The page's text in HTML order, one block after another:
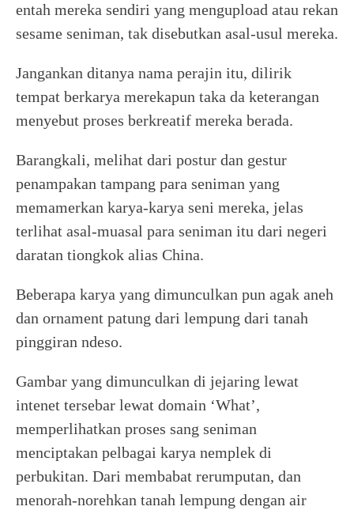
entah mereka sendiri yang mengupload atau rekan
sesame seniman, tak disebutkan asal-usul mereka.
Jangankan ditanya nama perajin itu, dilirik
tempat berkarya merekapun taka da keterangan
menyebut proses berkreatif mereka berada.
Barangkali, melihat dari postur dan gestur
penampakan tampang para seniman yang
memamerkan karya-karya seni mereka, jelas
terlihat asal-muasal para seniman itu dari negeri
daratan tiongkok alias China.
Beberapa karya yang dimunculkan pun agak aneh
dan ornament patung dari lempung dari tanah
pinggiran ndeso.
Gambar yang dimunculkan di jejaring lewat
intenet tersebar lewat domain ‘What’,
memperlihatkan proses sang seniman
menciptakan pelbagai karya nemplek di
perbukitan. Dari membabat rerumputan, dan
menorah-norehkan tanah lempung dengan air